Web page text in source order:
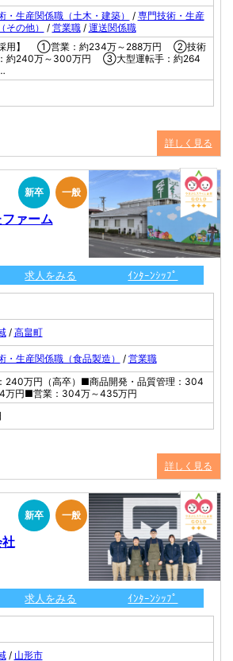
・生産関係職（土木・建築） / 専門技術・生産
その他）
/ 営業職/ 運送関係職
採用】 ①営業：約234万～288万円 ➁技術
約240万～300万円 ③大型運転手：約264
詳しく見る
新卒 一般
ァーム
求人をみる ｲﾝﾀｰﾝｼｯﾌﾟ
/ 高畠町
・生産関係職（食品製造） / 営業職
240万円（高卒）■商品開発・品質管理：304
万円■営業：304万～435万円
詳しく見る
新卒 一般
求人をみる ｲﾝﾀｰﾝｼｯﾌﾟ
/ 山形市